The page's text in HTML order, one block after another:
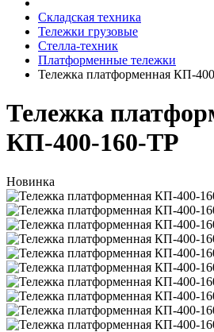
Складская техника
Тележки грузовые
Стелла-техник
Платформенные тележки
Тележка платформенная КП-
Тележка
КП-400-160-ТР
Новинка